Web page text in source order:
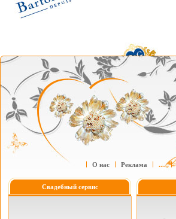
О нас Реклама ....
Свадебный сервис